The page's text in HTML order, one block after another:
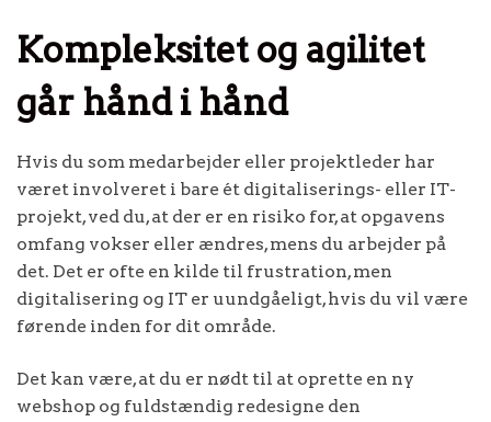
Kompleksitet og agilitet
går hånd i hånd
Hvis du som medarbejder eller projektleder har
været involveret i bare ét digitaliserings- eller IT-
projekt, ved du, at der er en risiko for, at opgavens
omfang vokser eller ændres, mens du arbejder på
det. Det er ofte en kilde til frustration, men
digitalisering og IT er uundgåeligt, hvis du vil være
førende inden for dit område.
Det kan være, at du er nødt til at oprette en ny
webshop og fuldstændig redesigne den